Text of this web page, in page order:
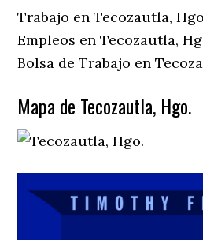
Trabajo en Tecozautla,
Empleos en Tecozautla,
Bolsa de Trabajo en
Mapa de Tecozautla, Hgo.